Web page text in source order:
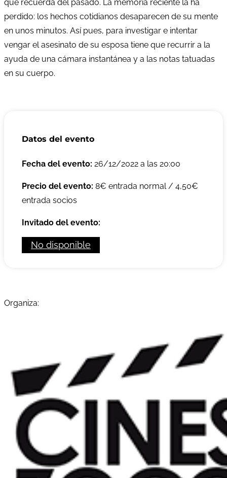
que recuerda del pasado. La memoria reciente la ha
perdido: los hechos cotidianos desaparecen de su mente
en unos minutos. Así pues, para investigar e intentar
vengar el asesinato de su esposa tiene que recurrir a la
ayuda de una cámara instantánea y a las notas tatuadas
en su cuerpo.
Datos del evento
Fecha del evento: 26/12/2022 a las 20:00
Precio del evento: 8€ entrada normal / 4,50€
entrada socios
Invitado del evento:
No disponible
Organiza: